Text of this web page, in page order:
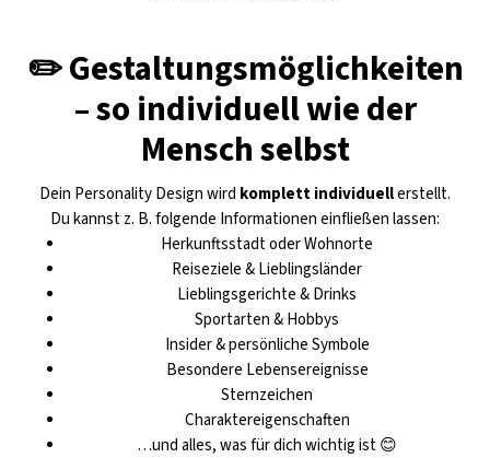
✏️ Gestaltungsmöglichkeiten
– so individuell wie der
Mensch selbst
Dein Personality Design wird komplett individuellerstellt.
Du kannst z. B. folgende Informationen einfließen lassen:
Herkunftsstadt oder Wohnorte
Reiseziele & Lieblingsländer
Lieblingsgerichte & Drinks
Sportarten & Hobbys
Insider & persönliche Symbole
Besondere Lebensereignisse
Sternzeichen
Charaktereigenschaften
…und alles, was für dich wichtig ist 😊